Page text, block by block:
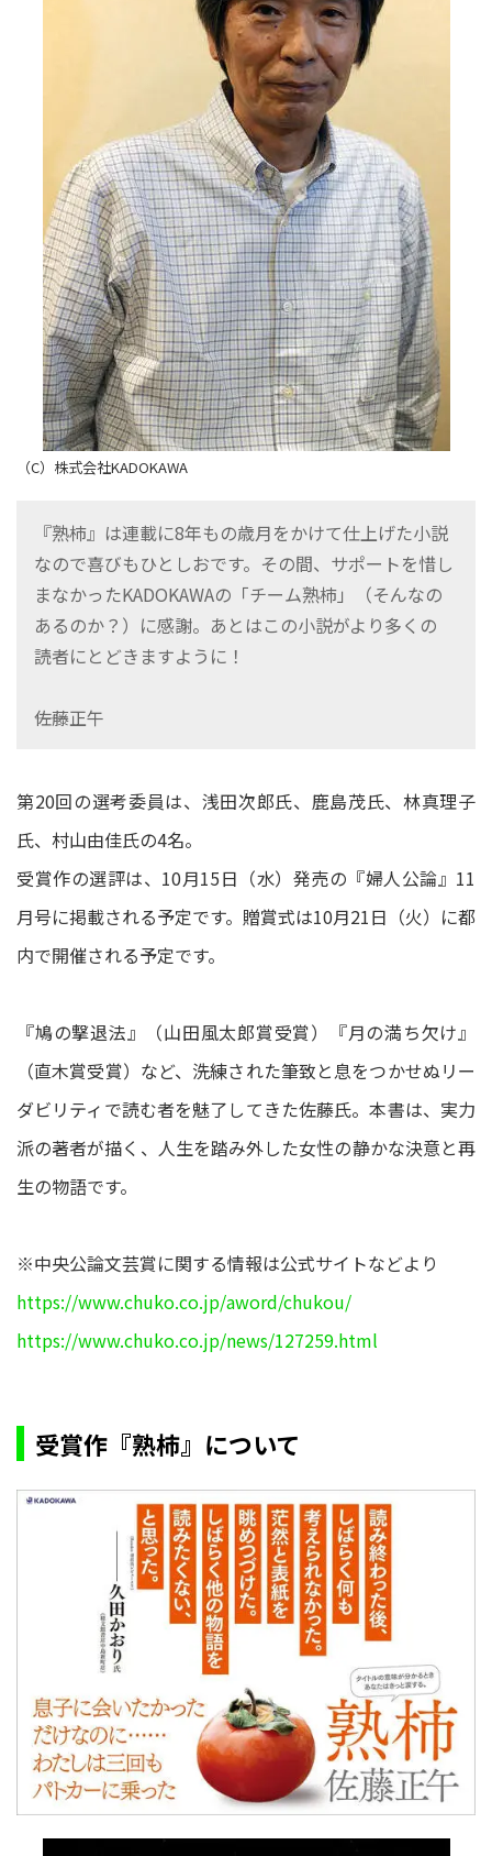
（C）株式会社KADOKAWA
『熟柿』は連載に8年もの歳月をかけて仕上げた小説
なので喜びもひとしおです。その間、サポートを惜し
まなかったKADOKAWAの「チーム熟柿」（そんなの
あるのか？）に感謝。あとはこの小説がより多くの
読者にとどきますように！
――佐藤正午
第20回の選考委員は、浅田次郎氏、鹿島茂氏、林真理子
氏、村山由佳氏の4名。
受賞作の選評は、10月15日（水）発売の『婦人公論』11
月号に掲載される予定です。贈賞式は10月21日（火）に都
内で開催される予定です。
『鳩の撃退法』（山田風太郎賞受賞）『月の満ち欠け』
（直木賞受賞）など、洗練された筆致と息をつかせぬリー
ダビリティで読む者を魅了してきた佐藤氏。本書は、実力
派の著者が描く、人生を踏み外した女性の静かな決意と再
生の物語です。
※中央公論文芸賞に関する情報は公式サイトなどより
https://www.chuko.co.jp/aword/chukou/
https://www.chuko.co.jp/news/127259.html
受賞作『熟柿』について